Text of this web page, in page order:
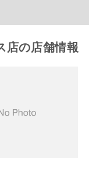
店の店舗情報